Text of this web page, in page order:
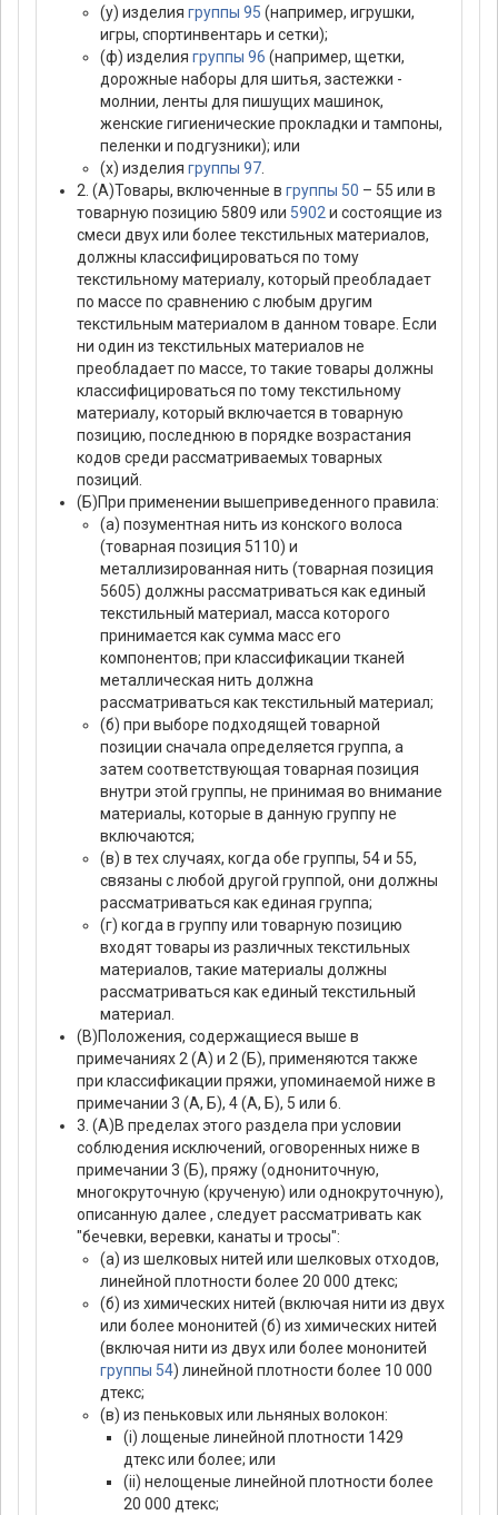
(у) изделия группы 95 (например, игрушки,
игры, спортинвентарь и сетки);
(ф) изделия группы 96 (например, щетки,
дорожные наборы для шитья, застежки -
молнии, ленты для пишущих машинок,
женские гигиенические прокладки и тампоны,
пеленки и подгузники); или
(х) изделия группы 97
2. (А)Товары, включенные в группы 50 – 55 или в
товарную позицию 5809 или 5902 и состоящие из
смеси двух или более текстильных материалов,
должны классифицироваться по тому
текстильному материалу, который преобладает
по массе по сравнению с любым другим
текстильным материалом в данном товаре. Если
ни один из текстильных материалов не
преобладает по массе, то такие товары должны
классифицироваться по тому текстильному
материалу, который включается в товарную
позицию, последнюю в порядке возрастания
кодов среди рассматриваемых товарных
позиций.
(Б)При применении вышеприведенного правила:
(а) позументная нить из конского волоса
(товарная позиция 5110) и
металлизированная нить (товарная позиция
5605) должны рассматриваться как единый
текстильный материал, масса которого
принимается как сумма масс его
компонентов; при классификации тканей
металлическая нить должна
рассматриваться как текстильный материал;
(б) при выборе подходящей товарной
позиции сначала определяется группа, а
затем соответствующая товарная позиция
внутри этой группы, не принимая во внимание
материалы, которые в данную группу не
включаются;
(в) в тех случаях, когда обе группы, 54 и 55,
связаны с любой другой группой, они должны
рассматриваться как единая группа;
(г) когда в группу или товарную позицию
входят товары из различных текстильных
материалов, такие материалы должны
рассматриваться как единый текстильный
материал.
(В)Положения, содержащиеся выше в
примечаниях 2 (А) и 2 (Б), применяются также
при классификации пряжи, упоминаемой ниже в
примечании 3 (А, Б), 4 (А, Б), 5 или 6.
3. (А)В пределах этого раздела при условии
соблюдения исключений, оговоренных ниже в
примечании 3 (Б), пряжу (однониточную,
многокруточную (крученую) или однокруточную),
описанную далее , следует рассматривать как
"бечевки, веревки, канаты и тросы":
(а) из шелковых нитей или шелковых отходов,
линейной плотности более 20 000 дтекс;
(б) из химических нитей (включая нити из двух
или более мононитей (б) из химических нитей
(включая нити из двух или более мононитей
группы 54) линейной плотности более 10 000
дтекс;
(в) из пеньковых или льняных волокон:
(i) лощеные линейной плотности 1429
дтекс или более; или
(ii) нелощеные линейной плотности более
20 000 дтекс;